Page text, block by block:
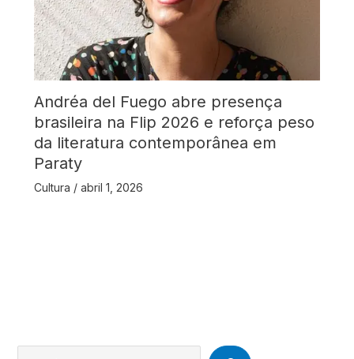
Andréa del Fuego abre presença
brasileira na Flip 2026 e reforça peso
da literatura contemporânea em
Paraty
Cultura / abril 1, 2026